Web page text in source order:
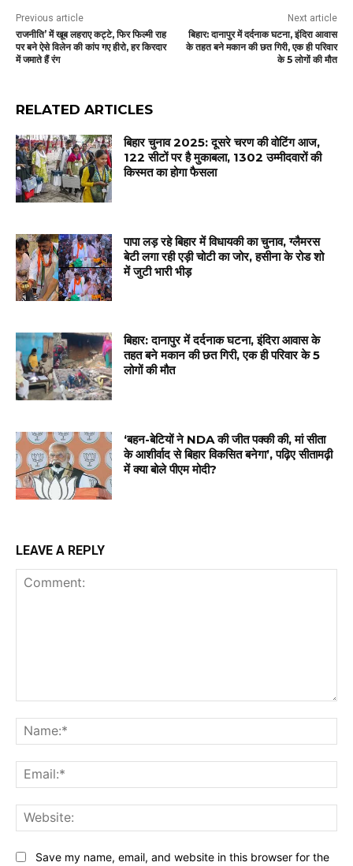
Previous article
राजनीति’ में खूब लहराए कट्टे, फिर फिल्मी राह
पर बने ऐसे विलेन की कांप गए हीरो, हर किरदार
में जमाते हैं रंग
Next article
बिहार: दानापुर में दर्दनाक घटना, इंदिरा आवास
के तहत बने मकान की छत गिरी, एक ही परिवार
के 5 लोगों की मौत
RELATED ARTICLES
बिहार चुनाव 2025: दूसरे चरण की वोटिंग आज,
122 सीटों पर है मुकाबला, 1302 उम्मीदवारों की
किस्मत का होगा फैसला
पापा लड़ रहे बिहार में विधायकी का चुनाव, ग्लैमरस
बेटी लगा रही एड़ी चोटी का जोर, हसीना के रोड शो
में जुटी भारी भीड़
बिहार: दानापुर में दर्दनाक घटना, इंदिरा आवास के
तहत बने मकान की छत गिरी, एक ही परिवार के 5
लोगों की मौत
‘बहन-बेटियों ने NDA की जीत पक्की की, मां सीता
के आशीर्वाद से बिहार विकसित बनेगा’, पढ़िए सीतामढ़ी
में क्या बोले पीएम मोदी?
LEAVE A REPLY
Save my name, email, and website in this browser for the